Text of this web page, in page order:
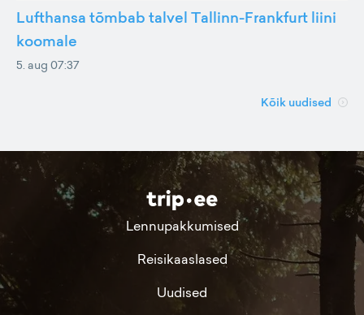
Lufthansa tõmbab talvel Tallinn-Frankfurt liini
koomale
5. aug 07:37
Kõik uudised
Lennupakkumised
Reisikaaslased
Uudised